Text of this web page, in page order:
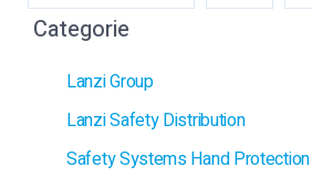
Categorie
Lanzi Group
Lanzi Safety Distribution
Safety Systems Hand Protection